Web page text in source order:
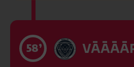
58’